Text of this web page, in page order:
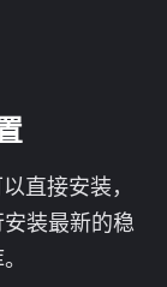
直接安装，
装最新的稳